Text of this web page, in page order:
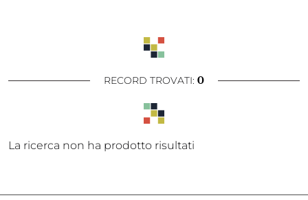
RECORD TROVATI: 0
La ricerca non ha prodotto risultati